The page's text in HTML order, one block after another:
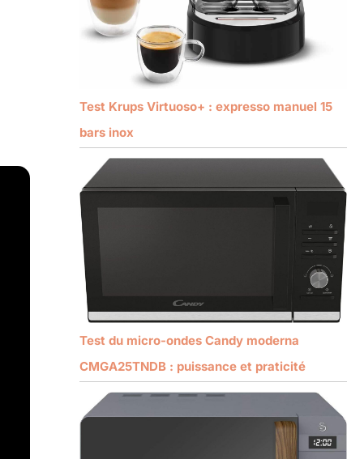
Test Krups Virtuoso+ : expresso manuel 15
bars inox
Test du micro-ondes Candy moderna
CMGA25TNDB : puissance et praticité